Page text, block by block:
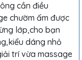
cần điều
chườm ấm được
lớp,cho bạn
dáng nhỏ
trí vừa massage